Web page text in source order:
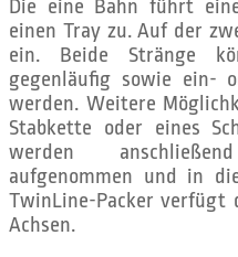
Die eine Bahn führt
einen Tray zu. Auf der
ein. Beide Stränge
gegenläufig sowie ein-
werden. Weitere
Stabkette oder eines
werden
aufgenommen und in
TwinLine-Packer verfügt
Achsen.